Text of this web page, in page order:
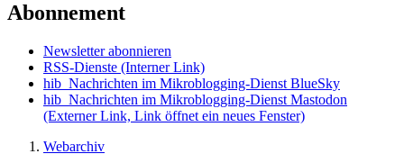
Abonnement
Newsletter abonnieren
RSS-Dienste (Interner Link)
hib_Nachrichten im Mikroblogging-Dienst BlueSky
hib_Nachrichten im Mikroblogging-Dienst Mastodon
(Externer Link, Link öffnet ein neues Fenster)
Webarchiv